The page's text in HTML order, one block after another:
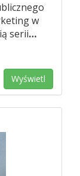
w
serii…
Wyświetl